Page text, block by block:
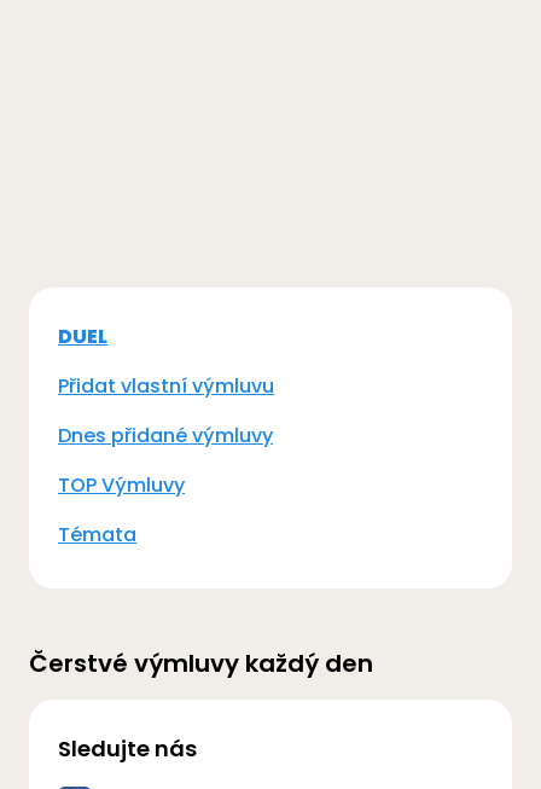
DUEL
Přidat vlastní výmluvu
Dnes přidané výmluvy
TOP Výmluvy
Témata
Čerstvé výmluvy každý den
Sledujte nás